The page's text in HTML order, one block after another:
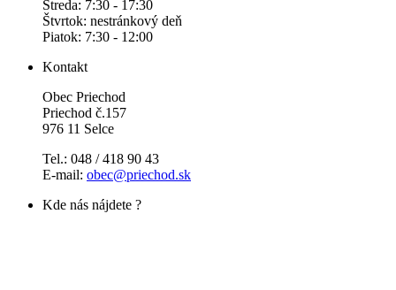
Streda: 7:30 - 17:30
Štvrtok: nestránkový deň
Piatok: 7:30 - 12:00
Kontakt
Obec Priechod
Priechod č.157
976 11 Selce
Tel.: 048 / 418 90 43
E-mail: obec@priechod.sk
Kde nás nájdete ?